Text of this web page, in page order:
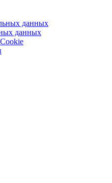
данных
данных